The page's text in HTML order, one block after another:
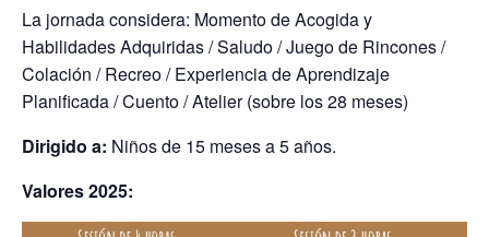
La jornada considera: Momento de Acogida y
Habilidades Adquiridas / Saludo / Juego de Rincones /
Colación / Recreo / Experiencia de Aprendizaje
Planificada / Cuento / Atelier (sobre los 28 meses)
Dirigido a: Niños de 15 meses a 5 años.
Valores 2025: